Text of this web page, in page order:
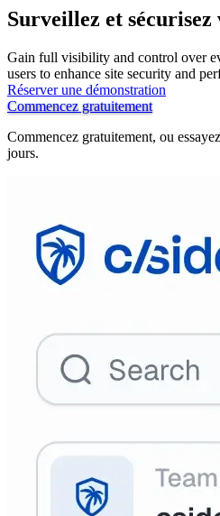
Surveillez et
Gain full visibility and control over
users to enhance site security and
Réserver une démonstration
Commencez gratuitement
Commencez gratuitement, ou
jours.